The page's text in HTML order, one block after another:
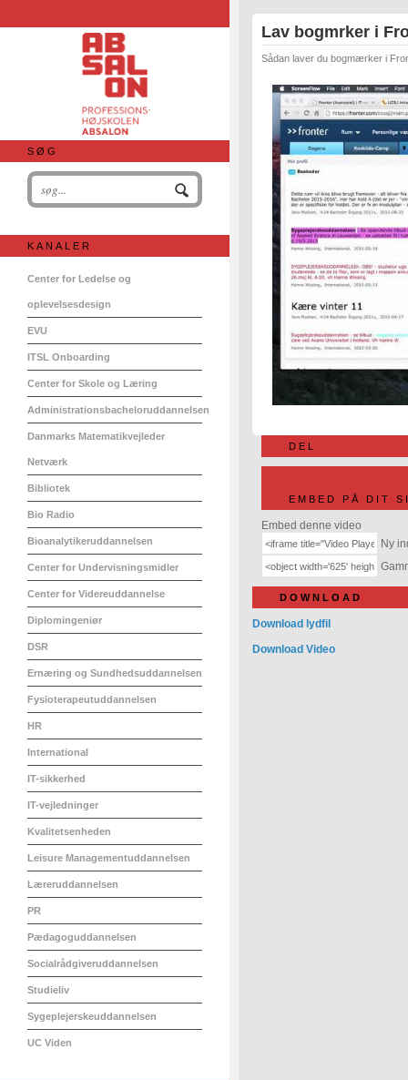
SØG
KANALER
Center for Ledelse og
oplevelsesdesign
EVU
ITSL Onboarding
Center for Skole og Læring
Administrationsbacheloruddannelsen
Danmarks Matematikvejleder
Netværk
Bibliotek
Bio Radio
Bioanalytikeruddannelsen
Center for Undervisningsmidler
Center for Videreuddannelse
Diplomingeniør
DSR
Ernæring og Sundhedsuddannelsen
Fysioterapeutuddannelsen
HR
International
IT-sikkerhed
IT-vejledninger
Kvalitetsenheden
Leisure Managementuddannelsen
Læreruddannelsen
PR
Pædagoguddannelsen
Socialrådgiveruddannelsen
Studieliv
Sygeplejerskeuddannelsen
UC Viden
Lav bogmrker i
Sådan laver du bogmærker i
DEL
EMBED PÅ DIT
Embed denne video
Ny
DOWNLOAD
Download lydfil
Download Video